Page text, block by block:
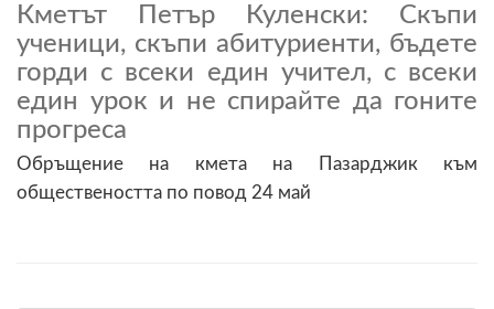
Кметът Петър Куленски: Скъпи
ученици, скъпи абитуриенти, бъдете
горди с всеки един учител, с всеки
един урок и не спирайте да гоните
прогреса
Обръщение на кмета на Пазарджик към
обществеността по повод 24 май